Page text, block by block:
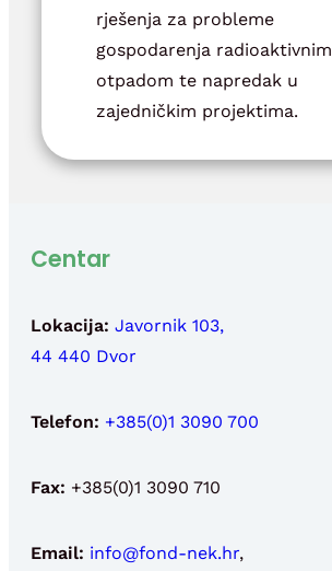
rješenja za probleme
gospodarenja radioaktivnim
otpadom te napredak u
zajedničkim projektima.
Centar
Lokacija: Javornik 103,
44 440 Dvor
Telefon: +385(0)1 3090 700
Fax: +385(0)1 3090 710
Email: info@fond-nek.hr,